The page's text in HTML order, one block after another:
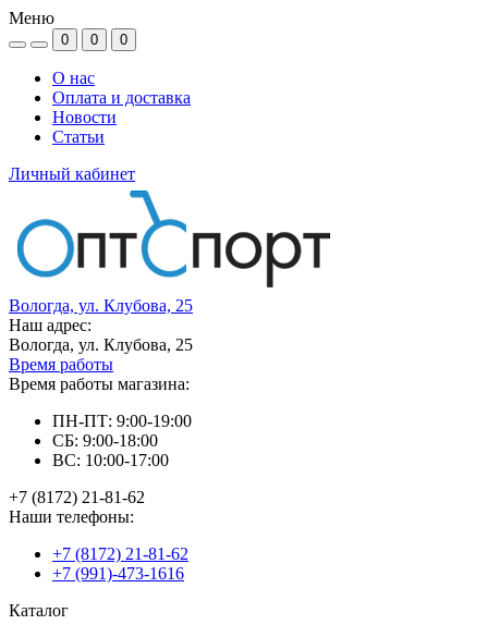
Меню
0 0 0
О нас
Оплата и доставка
Новости
Статьи
Личный кабинет
Вологда, ул. Клубова, 25
Наш адрес:
Вологда, ул. Клубова, 25
Время работы
Время работы магазина:
ПН-ПТ: 9:00-19:00
СБ: 9:00-18:00
ВС: 10:00-17:00
+7 (8172) 21-81-62
Наши телефоны:
+7 (8172) 21-81-62
+7 (991)-473-1616
Каталог